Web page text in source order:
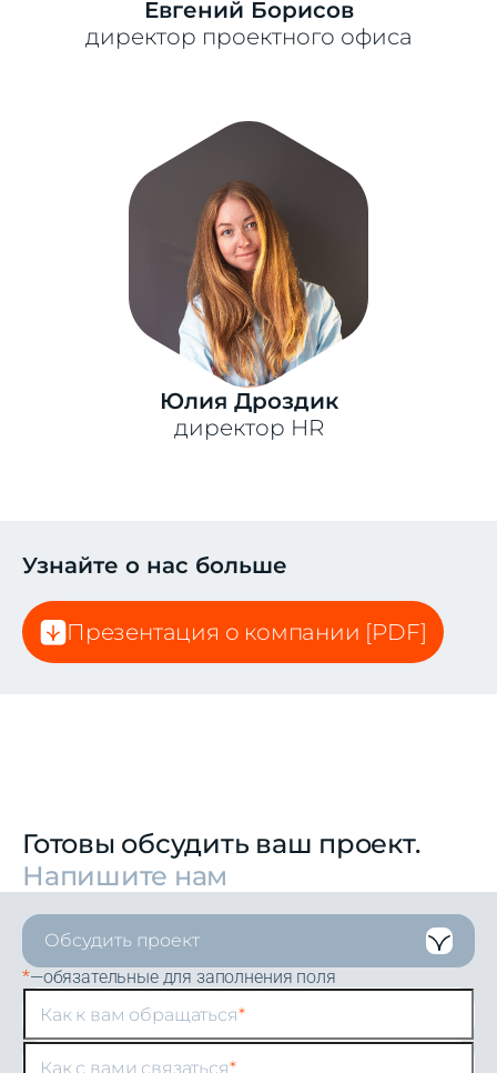
Евгений Борисов
директор проектного офиса
Юлия Дроздик
директор HR
Узнайте о нас больше
Презентация о компании [PDF]
Готовы обсудить ваш проект.
Напишите нам
Обсудить проект
—обязательные для заполнения поля
Как к вам обращаться
Как с вами связаться